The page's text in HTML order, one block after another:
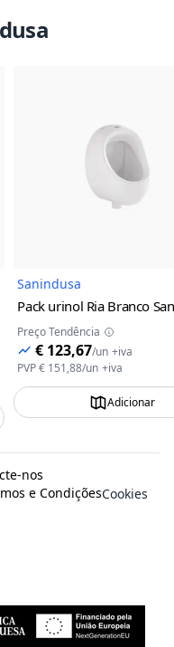
Sanindusa
Pack urinol Ria Branco
Preço Tendência
€ 123,67/un +iva
PVP€ 151,88/un +iva
Adicionar
nos
e CondiçõesCookies